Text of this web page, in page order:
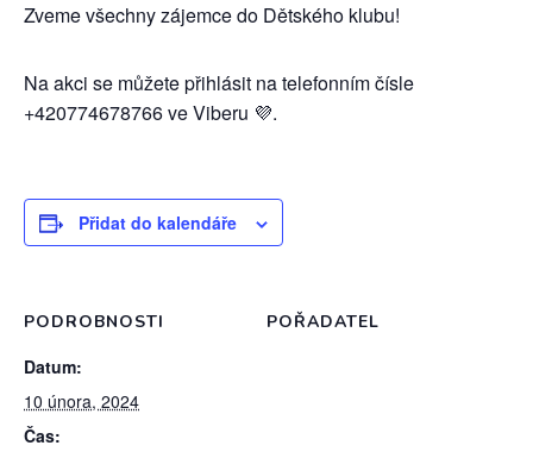
Zveme všechny zájemce do Dětského klubu!
Na akci se můžete přihlásit na telefonním čísle
+420774678766 ve Viberu 💜.
Přidat do kalendáře
PODROBNOSTI
Datum:
10 února, 2024
Čas:
POŘADATEL